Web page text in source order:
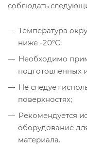
соблюдать
Температура
ниже -20°С;
Необходимо
подготовленных
Не следует
поверхностях;
Рекомендуется
оборудование
материала.